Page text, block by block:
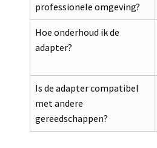
professionele omgeving?
Hoe onderhoud ik de
adapter?
Is de adapter compatibel
met andere
gereedschappen?